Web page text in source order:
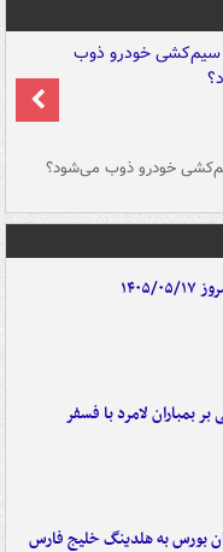
خودرو ذوب می‌شود؟
۱۷
بمباران لامرد با فسفر